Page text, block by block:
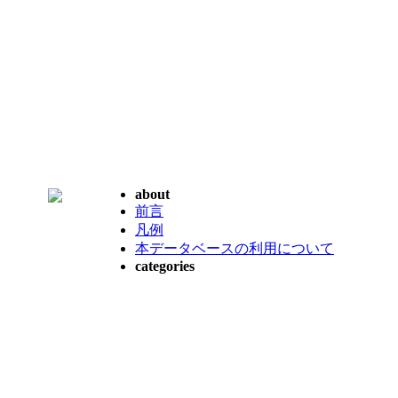
about
前言
凡例
本データベースの利用について
categories